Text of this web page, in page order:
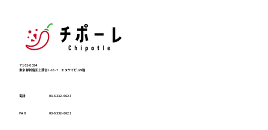
〒161-0034
東京都新宿区上落合1-16-7 エヌケイビル9階
電話
FAX
03-6332-6623
03-6332-6621